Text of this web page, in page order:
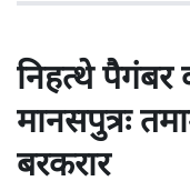
निहत्थे
मानसपुत्रः
बरकरार